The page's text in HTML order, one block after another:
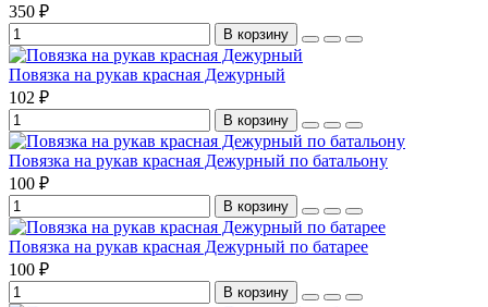
350 ₽
В корзину
Повязка на рукав красная Дежурный
102 ₽
В корзину
Повязка на рукав красная Дежурный по батальону
100 ₽
В корзину
Повязка на рукав красная Дежурный по батарее
100 ₽
В корзину